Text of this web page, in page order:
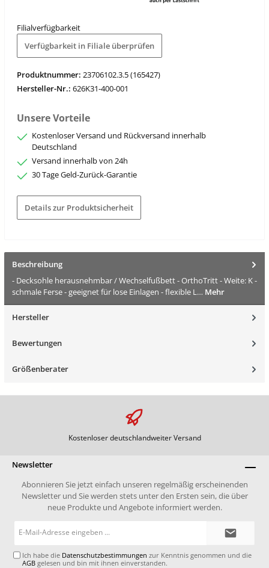
Filialverfügbarkeit
Verfügbarkeit in Filiale überprüfen
Produktnummer: 23706102.3.5 (165427)
Hersteller-Nr.: 626K31-400-001
Unsere Vorteile
Kostenloser Versand und Rückversand innerhalb
Deutschland
Versand innerhalb von 24h
30 Tage Geld-Zurück-Garantie
Details zur Produktsicherheit
Beschreibung
- Decksohle herausnehmbar / Wechselfußbett - OrthoTritt - Weite: K -
schmale Ferse - geeignet für lose Einlagen - flexible L… Mehr
Hersteller
Bewertungen
Größenberater
Kostenloser deutschlandweiter Versand
Newsletter
Abonnieren Sie jetzt einfach unseren regelmäßig erscheinenden
Newsletter und Sie werden stets unter den Ersten sein, die über
neue Produkte und Angebote informiert werden.
Ich habe die Datenschutzbestimmungen zur Kenntnis genommen und die
AGB gelesen und bin mit ihnen einverstanden.